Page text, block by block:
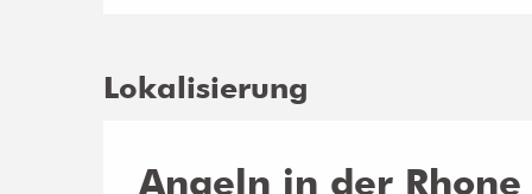
Lokalisierung
Angeln in der Rhone